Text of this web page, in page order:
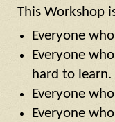
This Workshop
Everyone
Everyone
hard to learn.
Everyone
Everyone